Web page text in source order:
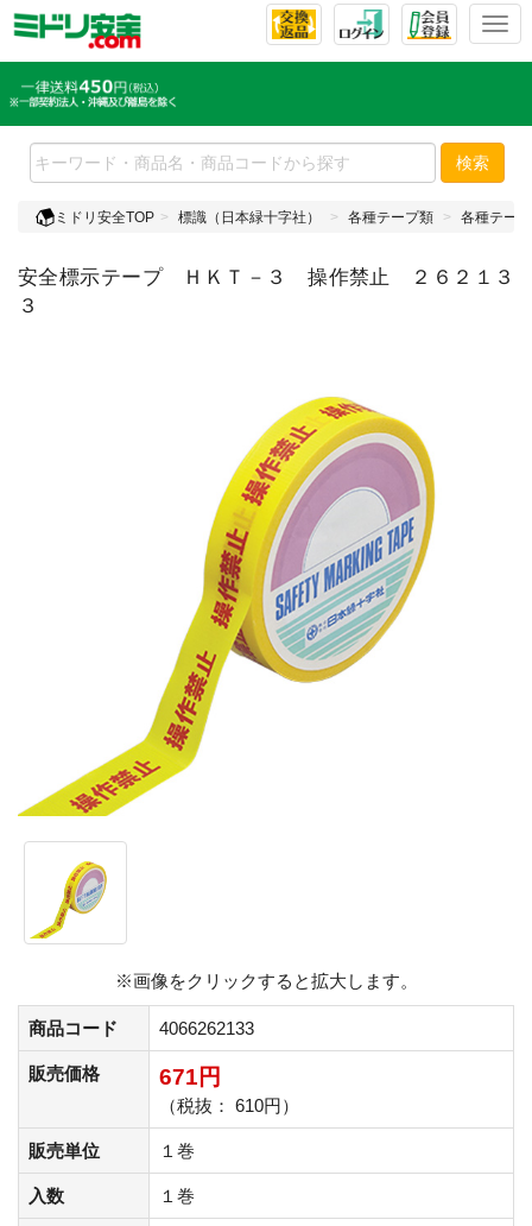
T
l
e
n
v
g
検索
ミドリ安全TOP 標識（日本緑十字社） 各種テープ類 各種テープ
安全標示テープ ＨＫＴ－３ 操作禁止 ２６２１３
３
※画像をクリックすると拡大します。
商品コード 4066262133
販売価格 671円
（税抜： 610円）
販売単位 １巻
入数 １巻